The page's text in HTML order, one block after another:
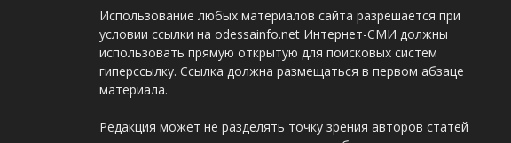
Использование любых материалов сайта разрешается при
условии ссылки на odessainfo.net Интернет-СМИ должны
использовать прямую открытую для поисковых систем
гиперссылку. Ссылка должна размещаться в первом абзаце
материала.
Редакция может не разделять точку зрения авторов статей